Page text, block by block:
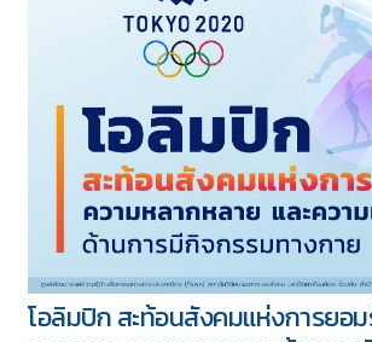
โอลิมปิก สะท้อนสังคมแห่งการยอ